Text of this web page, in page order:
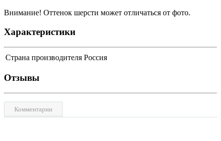
Внимание! Оттенок шерсти может отличаться от фото.
Характеристики
Страна производителя Россия
Отзывы
Комментарии